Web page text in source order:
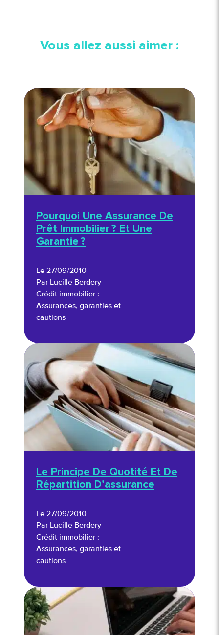
Vous allez aussi aimer :
Pourquoi Une Assurance De
Prêt Immobilier ? Et Une
Garantie ?
Le 27/09/2010
Par Lucille Berdery
Crédit immobilier :
Assurances, garanties et
cautions
Le Principe De Quotité Et De
Répartition D’assurance
Le 27/09/2010
Par Lucille Berdery
Crédit immobilier :
Assurances, garanties et
cautions